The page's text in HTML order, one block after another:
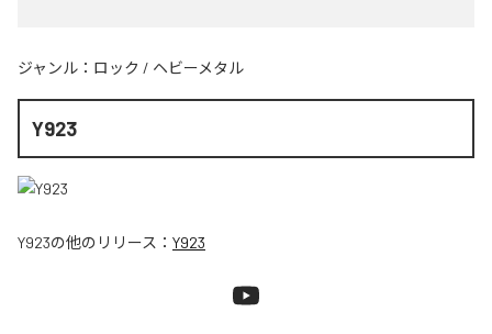
ジャンル： ロック / ヘビーメタル
Y923
Y923の他のリリース： Y923